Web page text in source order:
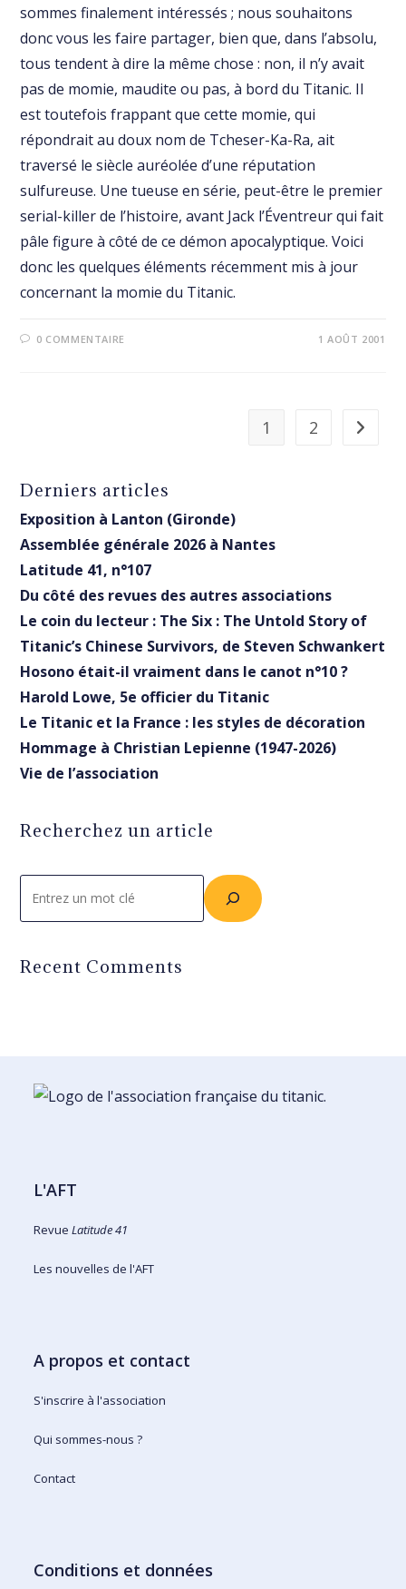
sommes finalement intéressés ; nous souhaitons
donc vous les faire partager, bien que, dans l’absolu,
tous tendent à dire la même chose : non, il n’y avait
pas de momie, maudite ou pas, à bord du Titanic. Il
est toutefois frappant que cette momie, qui
répondrait au doux nom de Tcheser-Ka-Ra, ait
traversé le siècle auréolée d’une réputation
sulfureuse. Une tueuse en série, peut-être le premier
serial-killer de l’histoire, avant Jack l’Éventreur qui fait
pâle figure à côté de ce démon apocalyptique. Voici
donc les quelques éléments récemment mis à jour
concernant la momie du Titanic.
0 COMMENTAIRE 1 AOÛT 2001
1 2 Aller à
Derniers articles
Exposition à Lanton (Gironde)
Assemblée générale 2026 à Nantes
Latitude 41, n°107
Du côté des revues des autres associations
Le coin du lecteur : The Six : The Untold Story of
Titanic’s Chinese Survivors, de Steven Schwankert
Hosono était-il vraiment dans le canot n°10 ?
Harold Lowe, 5e officier du Titanic
Le Titanic et la France : les styles de décoration
Hommage à Christian Lepienne (1947-2026)
Vie de l’association
Recherchez un article
Recent Comments
L'AFT
RevueLatitude 41
Les nouvelles de l'AFT
A propos et contact
S'inscrire à l'association
Qui sommes-nous ?
Contact
Conditions et données